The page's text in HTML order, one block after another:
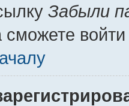
Забыли
сможете